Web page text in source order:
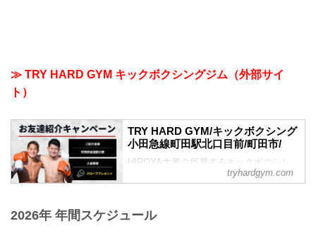
≫ TRY HARD GYM キックボクシングジム（外部サイ
ト）
TRY HARD GYM/キックボクシング
小田急線町田駅北口目前/町田市/
HIROYA大雅の所属するキックボクシン
グジム。本格的な格闘技からフィットネ
tryhardgym.com
2026年 年間スケジュール